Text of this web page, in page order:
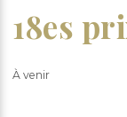
18es
À venir